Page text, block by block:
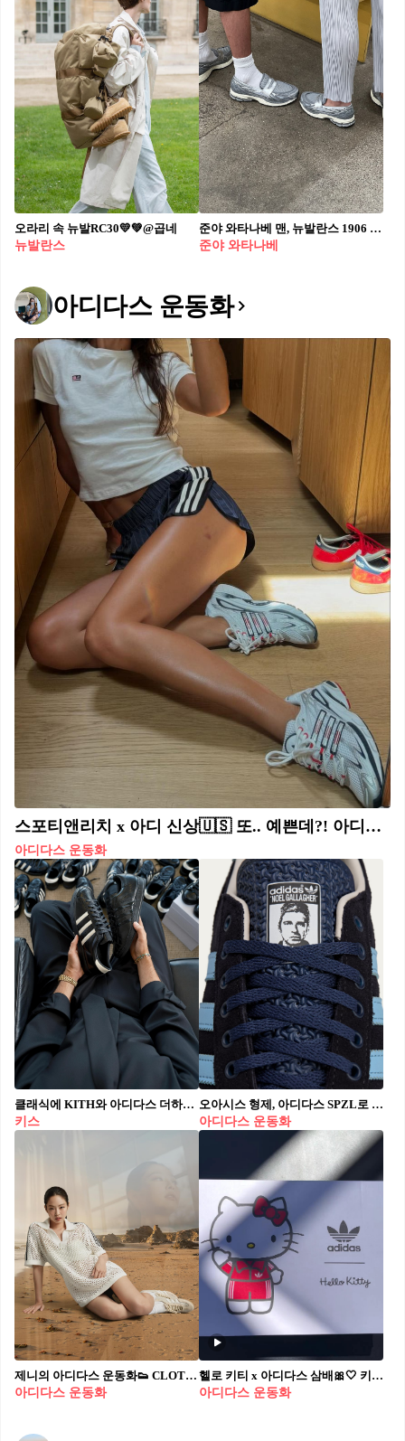
오라리 속 뉴발RC30💛💚@곱네
뉴발란스
준야 와타나베 맨, 뉴발란스 1906 로퍼 실착맛🪙🖇️진짜 편해보인다
준야 와타나베
아디다스 운동화
스포티앤리치 x 아디 신상🇺🇸 또.. 예쁜데?! 아디스타 쿠션🤍❤️24년 올 가을 출시 예정
아디다스 운동화
클래식에 KITH와 아디다스 더하기⁠ 슈퍼스타 클래식에 담긴 럭셔리 감성, 가을 컬렉션과 함께 공개 👔⁠ ⁠ 2008년, 아디다스와의 첫 협업으로 슈퍼스타 ‘블랙 타이’를 선보인 로니 피그. 17년 만에 같은 콘셉트를 현대적으로 재해석했는데요. 독일에서 제작된 이번 블랙 타이 2.0은 고급 가죽과 왁스 처리 끈, 정교한 스티칭 등 디테일을 한층 강화했습니다.⁠ ⁠ 이번 컬렉션은 키스의 2025년 가을 컬렉션과 함께 한정 출시되는데요. 특별 패키지는 줄리어스 더블 브레스티드 재킷과 키란 트라우저, 이탈리아산 100% 트로피컬 울 소재 드레스 셔츠와 넥타이가 포함됩니다.⁠
키스
오아시스 형제, 아디다스 SPZL로 컴백 마라톤과 아킬레로 완성한 브릿팝 감성, 8월 16일 전 세계 동시 발매🎸 영국 브릿팝의 전설 노엘, 리암 갤러거가 아디다스 SPZL과 손잡고 각자의 시그니처 모델을 선보입니다. 노엘은 네이비-스카이블루 조합의 Marathon SPZL을, 리암은 베이지 톤의 Achille SPZL을 맡았습니다. 두 제품 모두 혀에 초상과 이름이 새겨졌으며, SPZL 특유의 빈티지 러너 감성이 살아있는데요. 발매일은 8월 16일, 아디다스 공식 채널과 일부 리테일러를 통해 한정 출시됩니다.
아디다스 운동화
제니의 아디다스 운동화👟 CLOT x 아디다스 가젤 Halo Ivory 6/14발매 예정📆 제니가 신고 있는 CLOT과 아디다스의 협업 제품. 가젤 Halo Ivory 운동화가 오는 14일 출시됩니다. CLOT x 아디다스 가젤 Halo Ivory는 전통적인 장인 정신과 현대적인 스트리트웨어 미학을 결합한 제품인데요. 가젤의 기존 형태를 유지하면서 새로운 소재와 질감을 적용해 전반적인 매력을 높였습니다. 컬러는 Halo Iovry, Cloud White, Blue Bird 세 가지이며 JUICE 스토어, 아디다스 및 일부 소매점을 통해 온라인과 매장에서 출시될 예정입니다.
아디다스 운동화
헬로 키티 x 아디다스 삼배🎀🤍 키티 친구들아❤️이건 너무 귀여운 거 아니니? 헬로 키티 50돌을 기념해 24년 6월 출시된 헬로 키티 x 아디다스 오니지널스 삼배 2.0 우먼스 화이트 클리어 핑크. 언박싱을 보면 더욱더 소장하고 싶어져요. 소심하게 같은 덕후 친구에게 @공유해보세요!
아디다스 운동화